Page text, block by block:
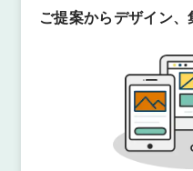
ご提案からデザイン、